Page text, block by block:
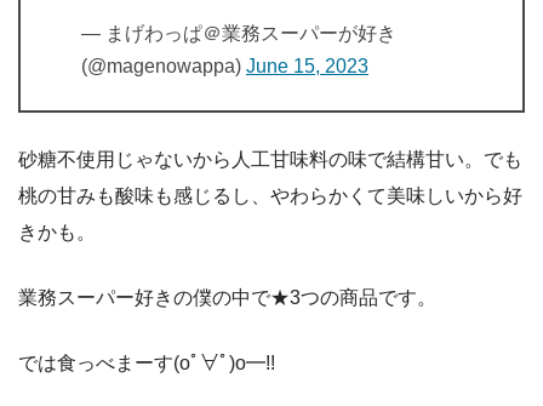
— まげわっぱ＠業務スーパーが好き
(@magenowappa) June 15, 2023
砂糖不使用じゃないから人工甘味料の味で結構甘い。でも
桃の甘みも酸味も感じるし、やわらかくて美味しいから好
きかも。
業務スーパー好きの僕の中で★3つの商品です。
では食っべまーす(oﾟ∀ﾟ)o━!!